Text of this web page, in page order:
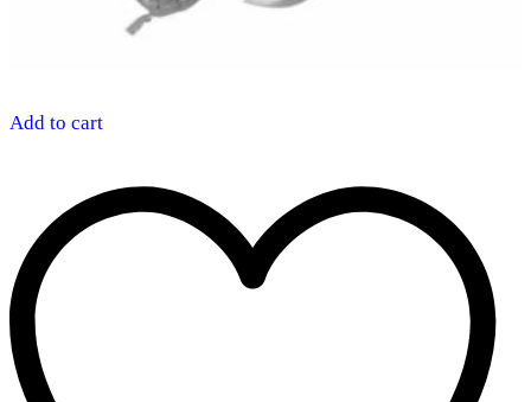
Add to cart